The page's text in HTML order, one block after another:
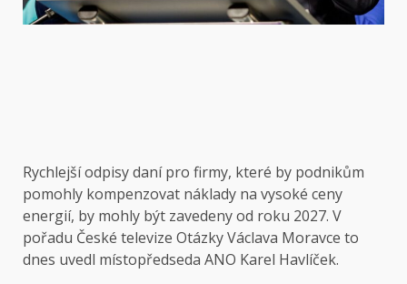
Rychlejší odpisy daní pro firmy, které by podnikům
pomohly kompenzovat náklady na vysoké ceny
energií, by mohly být zavedeny od roku 2027. V
pořadu České televize Otázky Václava Moravce to
dnes uvedl místopředseda ANO Karel Havlíček.